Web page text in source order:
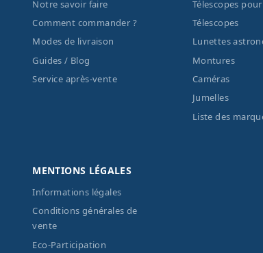
Notre savoir faire
Comment commander ?
Modes de livraison
Guides / Blog
Service après-vente
Télescopes
Télescopes
Lunettes
Montures
Caméras
Jumelles
Liste des
MENTIONS LÉGALES
Informations légales
Conditions générales de
vente
Eco-Participation